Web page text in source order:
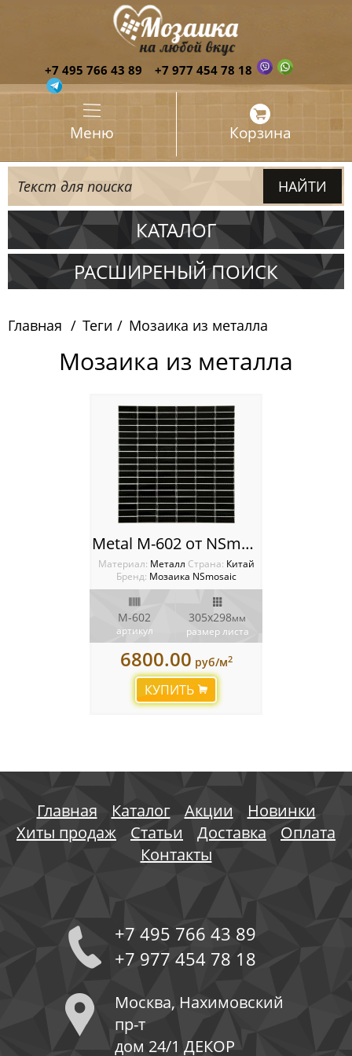
+7 495 766 43 89 +7 977 454 78 18
Меню Корзина
КАТАЛОГ
Испания
Китай
Россия
РАСШИРЕНЫЙ ПОИСК
Главная Теги Мозаика из металла
Мозаика из металла
Metal M-602 от NSmosaic
Материал: Металл Cтрана: Китай
Бренд: Мозаика NSmosaic
M-602
артикул
305x298мм
размер листа
6800.00 руб/м2
КУПИТЬ
Главная Каталог Акции
Новинки
Хиты продаж
Статьи Доставка
Оплата
Контакты
+7 495 766 43 89
+7 977 454 78 18
Москва, Нахимовский
пр-т
дом 24/1 ДЕКОР